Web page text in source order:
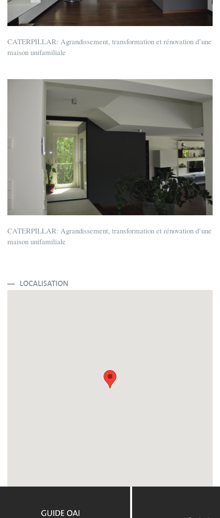
CATERPILLAR: Agrandissement, transformation et rénovation d’une
maison unifamiliale
CATERPILLAR: Agrandissement, transformation et rénovation d’une
maison unifamiliale
LOCALISATION